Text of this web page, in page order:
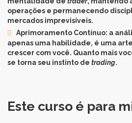
operações e permanecendo
mercados imprevisíveis.
Aprimoramento Contínuo: a
apenas uma habilidade, é uma
crescer com você. Quanto mais
se torna seu instinto de trading.
Este curso é para